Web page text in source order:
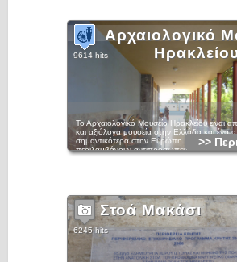
Αρχαιολογικό
9614 hits
Το Αρχαιολογικό Μουσείο Ηρακλείου είναι
και αξιόλογα μουσεία στην Ελλάδα και ένα
σημαντικότερα στην Ευρώπη. Τα εκθέματά
περιλαμβάνουν αντιπροσωπευτικά δείγματα
μινωικής τέχνης, την οποία μπορεί κανείς
της την εξέλιξη. Η συλλογή με τις μινωικές
σημαντικότερη στον κόσμο και το μουσείο
κατ' εξοχήν μουσείο του μινωικού πολιτισμού.
Το κτήριο, όπου στεγάζεται, βρίσκεται στο
και κατασκευάσθηκε μεταξύ των ετών 1937
σχέδια του αρχιτέκτονα Πάτροκλου
>>
Στοά Μακάσι
6245 hits